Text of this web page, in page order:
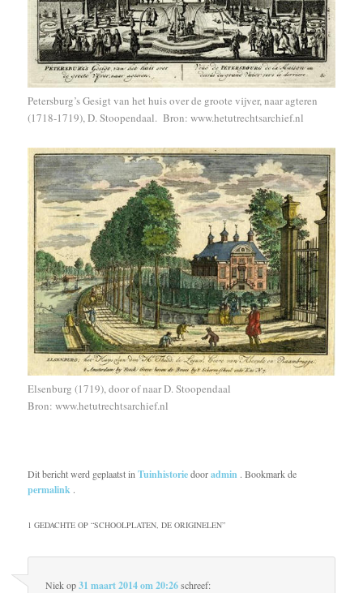
Petersburg’s Gesigt van het huis over de groote vijver, naar agteren
(1718-1719), D. Stoopendaal. Bron: www.hetutrechtsarchief.nl
Elsenburg (1719), door of naar D. Stoopendaal
Bron: www.hetutrechtsarchief.nl
Dit bericht werd geplaatst inTuinhistoriedooradmin . Bookmark de
permalink .
1 GEDACHTE OP “SCHOOLPLATEN, DE ORIGINELEN”
Niekop31 maart 2014 om 20:26schreef: